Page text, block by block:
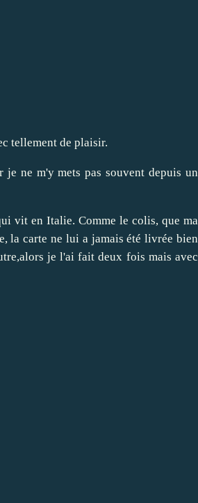
tellement de plaisir.
ne m'y mets pas souvent depuis un
vit en Italie. Comme le colis, que ma
la carte ne lui a jamais été livrée bien
je l'ai fait deux fois mais avec